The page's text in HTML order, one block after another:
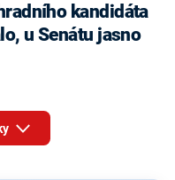
kandidáta
u Senátu jasno